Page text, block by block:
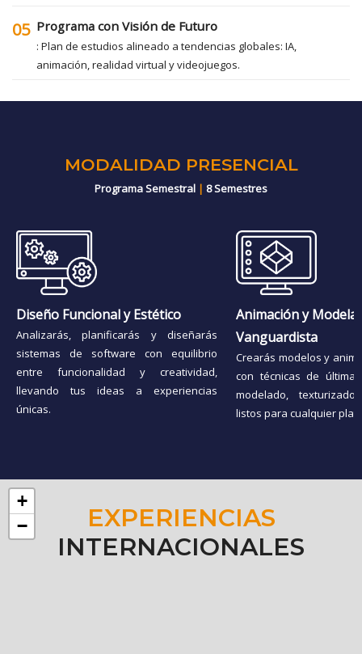
05 Programa con Visión de Futuro
: Plan de estudios alineado a tendencias globales: IA,
animación, realidad virtual y videojuegos.
MODALIDAD PRESENCIAL
Programa Semestral | 8 Semestres
Diseño Funcional y Estético
Analizarás, planificarás y diseñarás
sistemas de software con equilibrio
entre funcionalidad y creatividad,
llevando tus ideas a experiencias
únicas.
Animación y
Vanguardista
Crearás modelos y
con técnicas de última
modelado,
listos para cualquier
EXPERIENCIAS
INTERNACIONALES
+
−